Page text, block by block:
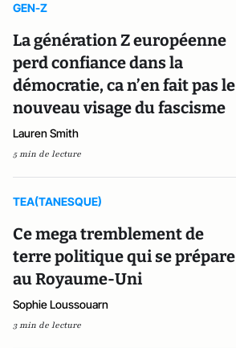
GEN-Z
La génération Z européenne
perd confiance dans la
démocratie, ca n’en fait pas le
nouveau visage du fascisme
Lauren Smith
5 min de lecture
TEA(TANESQUE)
Ce mega tremblement de
terre politique qui se prépare
au Royaume-Uni
Sophie Loussouarn
3 min de lecture